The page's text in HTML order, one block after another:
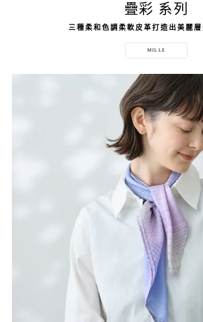
疊彩 系列
三種柔和色調柔軟皮革打造出美麗
MILLE